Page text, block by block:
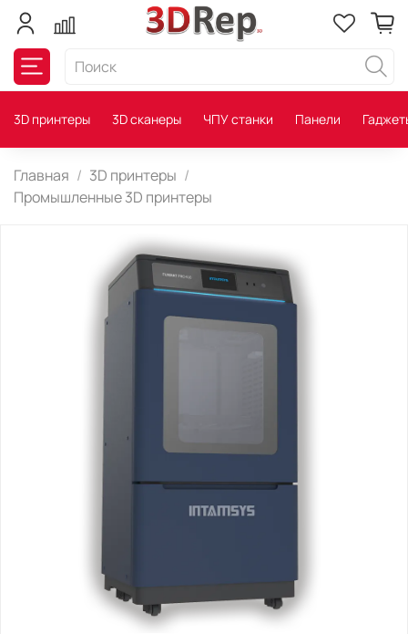
3D принтеры 3D сканеры ЧПУ станки Панели
Главная
3D принтеры
Промышленные 3D принтеры